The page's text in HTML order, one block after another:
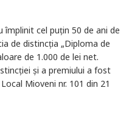
împlinit cel puțin 50 de ani de
de distincția „Diploma de
de 1.000 de lei net.
și a premiului a fost
Mioveni nr. 101 din 21